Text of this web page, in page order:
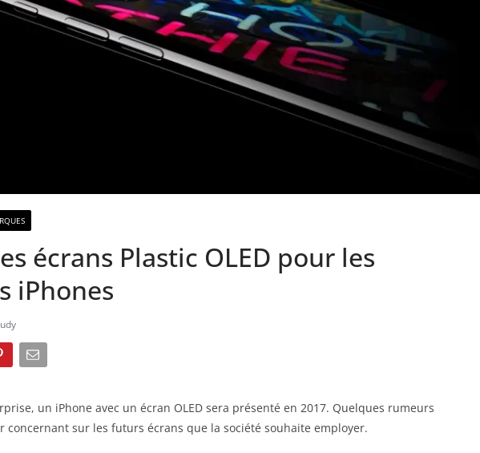
écrans Plastic OLED pour les
iPhones
un iPhone avec un écran OLED sera présenté en 2017. Quelques rumeurs
concernant sur les futurs écrans que la société souhaite employer.